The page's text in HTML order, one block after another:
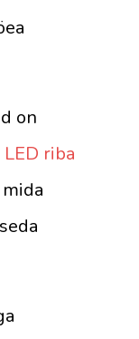
on
LED riba